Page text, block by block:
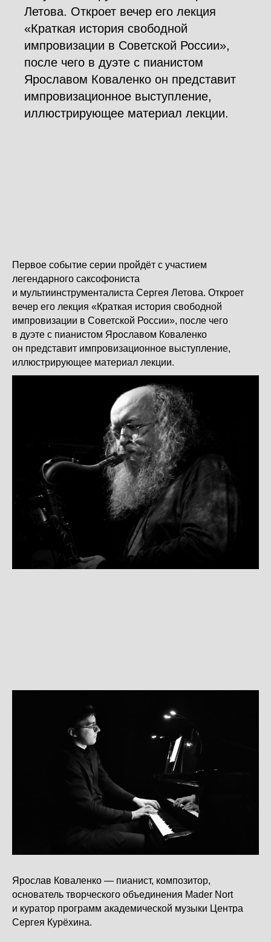
Летова. Откроет вечер его лекция
«Краткая история свободной
импровизации в Советской России»,
после чего в дуэте с пианистом
Ярославом Коваленко он представит
импровизационное выступление,
иллюстрирующее материал лекции.
Первое событие серии пройдёт с участием
легендарного саксофониста
и мультиинструменталиста Сергея Летова. Откроет
вечер его лекция «Краткая история свободной
импровизации в Советской России», после чего
в дуэте с пианистом Ярославом Коваленко
он представит импровизационное выступление,
иллюстрирующее материал лекции.
Ярослав Коваленко — пианист, композитор,
основатель творческого объединения Mader Nort
и куратор программ академической музыки Центра
Сергея Курёхина.